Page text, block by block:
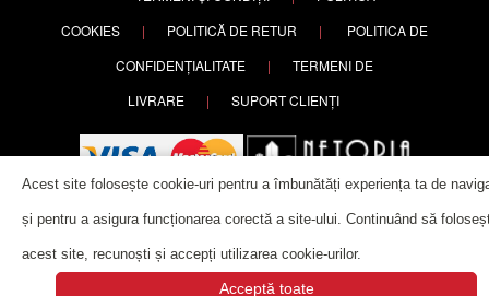
COOKIES
| POLITICĂ DE RETUR |
POLITICA DE
CONFIDENȚIALITATE
|
TERMENI DE
LIVRARE
| SUPORT CLIENȚI
Copyright ©2026 PETRY. All rights reserved. | Website designed by
Acest site folosește cookie-uri pentru a îmbunătăți experiența ta de
și pentru a asigura funcționarea corectă a site-ului. Continuând să
acest site, recunoști și accepți utilizarea cookie-urilor.
Acceptă toate